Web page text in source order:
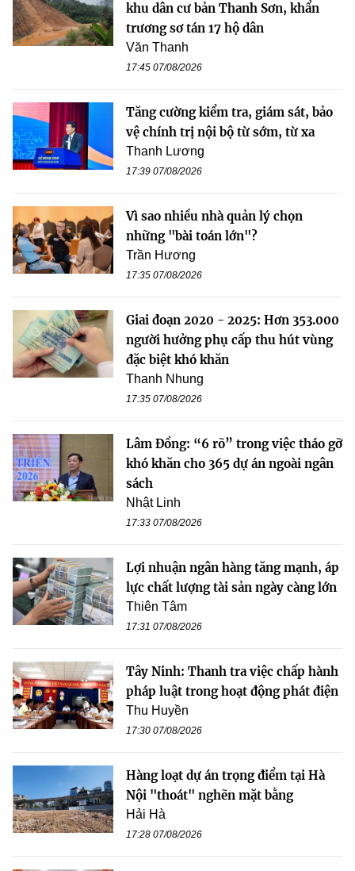
khu dân cư bản Thanh Sơn, khẩn
trương sơ tán 17 hộ dân
Văn Thanh
17:45 07/08/2026
Tăng cường kiểm tra, giám sát, bảo
vệ chính trị nội bộ từ sớm, từ xa
Thanh Lương
17:39 07/08/2026
Vì sao nhiều nhà quản lý chọn
những "bài toán lớn"?
Trần Hương
17:35 07/08/2026
Giai đoạn 2020 - 2025: Hơn 353.000
người hưởng phụ cấp thu hút vùng
đặc biệt khó khăn
Thanh Nhung
17:35 07/08/2026
Lâm Đồng: “6 rõ” trong việc tháo gỡ
khó khăn cho 365 dự án ngoài ngân
sách
Nhật Linh
17:33 07/08/2026
Lợi nhuận ngân hàng tăng mạnh, áp
lực chất lượng tài sản ngày càng lớn
Thiên Tâm
17:31 07/08/2026
Tây Ninh: Thanh tra việc chấp hành
pháp luật trong hoạt động phát điện
Thu Huyền
17:30 07/08/2026
Hàng loạt dự án trọng điểm tại Hà
Nội "thoát" nghẽn mặt bằng
Hải Hà
17:28 07/08/2026